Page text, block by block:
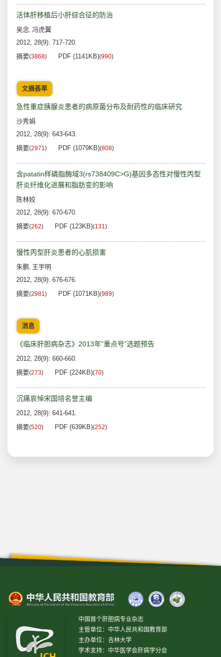
活体肝移植后小肝综合征的防治
吴念, 冯虎翼
2012, 28(9): 717-720.
摘要(3868) PDF (1141KB)(990)
文摘荟萃
急性重症胰腺炎患者的病原菌分布及耐药性的临床研究
沙秀娟
2012, 28(9): 643-643.
摘要(2971) PDF (1079KB)(808)
含patatin样磷脂酶域3(rs738409C>G)基因多态性对慢性丙型
肝炎纤维化进展和脂肪变的影响
陈林姣
2012, 28(9): 670-670.
摘要(262) PDF (123KB)(131)
慢性丙型肝炎患者的心肌损害
朱鹏, 王宇明
2012, 28(9): 676-676.
摘要(2981) PDF (1071KB)(989)
消息
《临床肝胆病杂志》2013年“重点号”选题预告
2012, 28(9): 660-660.
摘要(273) PDF (224KB)(70)
沉痛哀悼宋国培名誉主编
2012, 28(9): 641-641.
摘要(520) PDF (639KB)(252)
中国首个肝胆病专业杂志
主管单位：中华人民共和国教育部
主办单位：吉林大学
学术支持：中华医学会肝病学分会